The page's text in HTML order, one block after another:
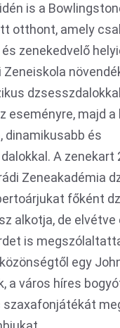
is a
otthont, amely
zenekedvelő
eseményre, majd a
és
A zenekart
Zeneakadémia
főként
alkotja, de elvétve
is
egy
a város híres